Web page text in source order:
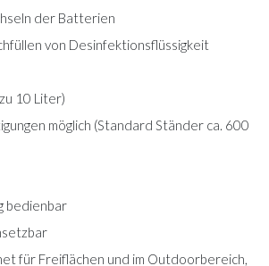
der Batterien
von Desinfektionsflüssigkeit
10 Liter)
möglich (Standard Ständer ca. 600
bedienbar
für Freiflächen und im Outdoorbereich,